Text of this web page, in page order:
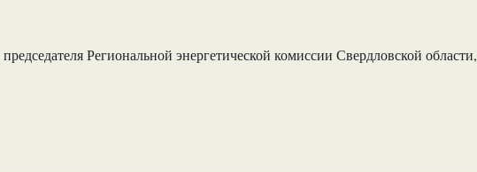
Региональной энергетической комиссии Свердловской области,